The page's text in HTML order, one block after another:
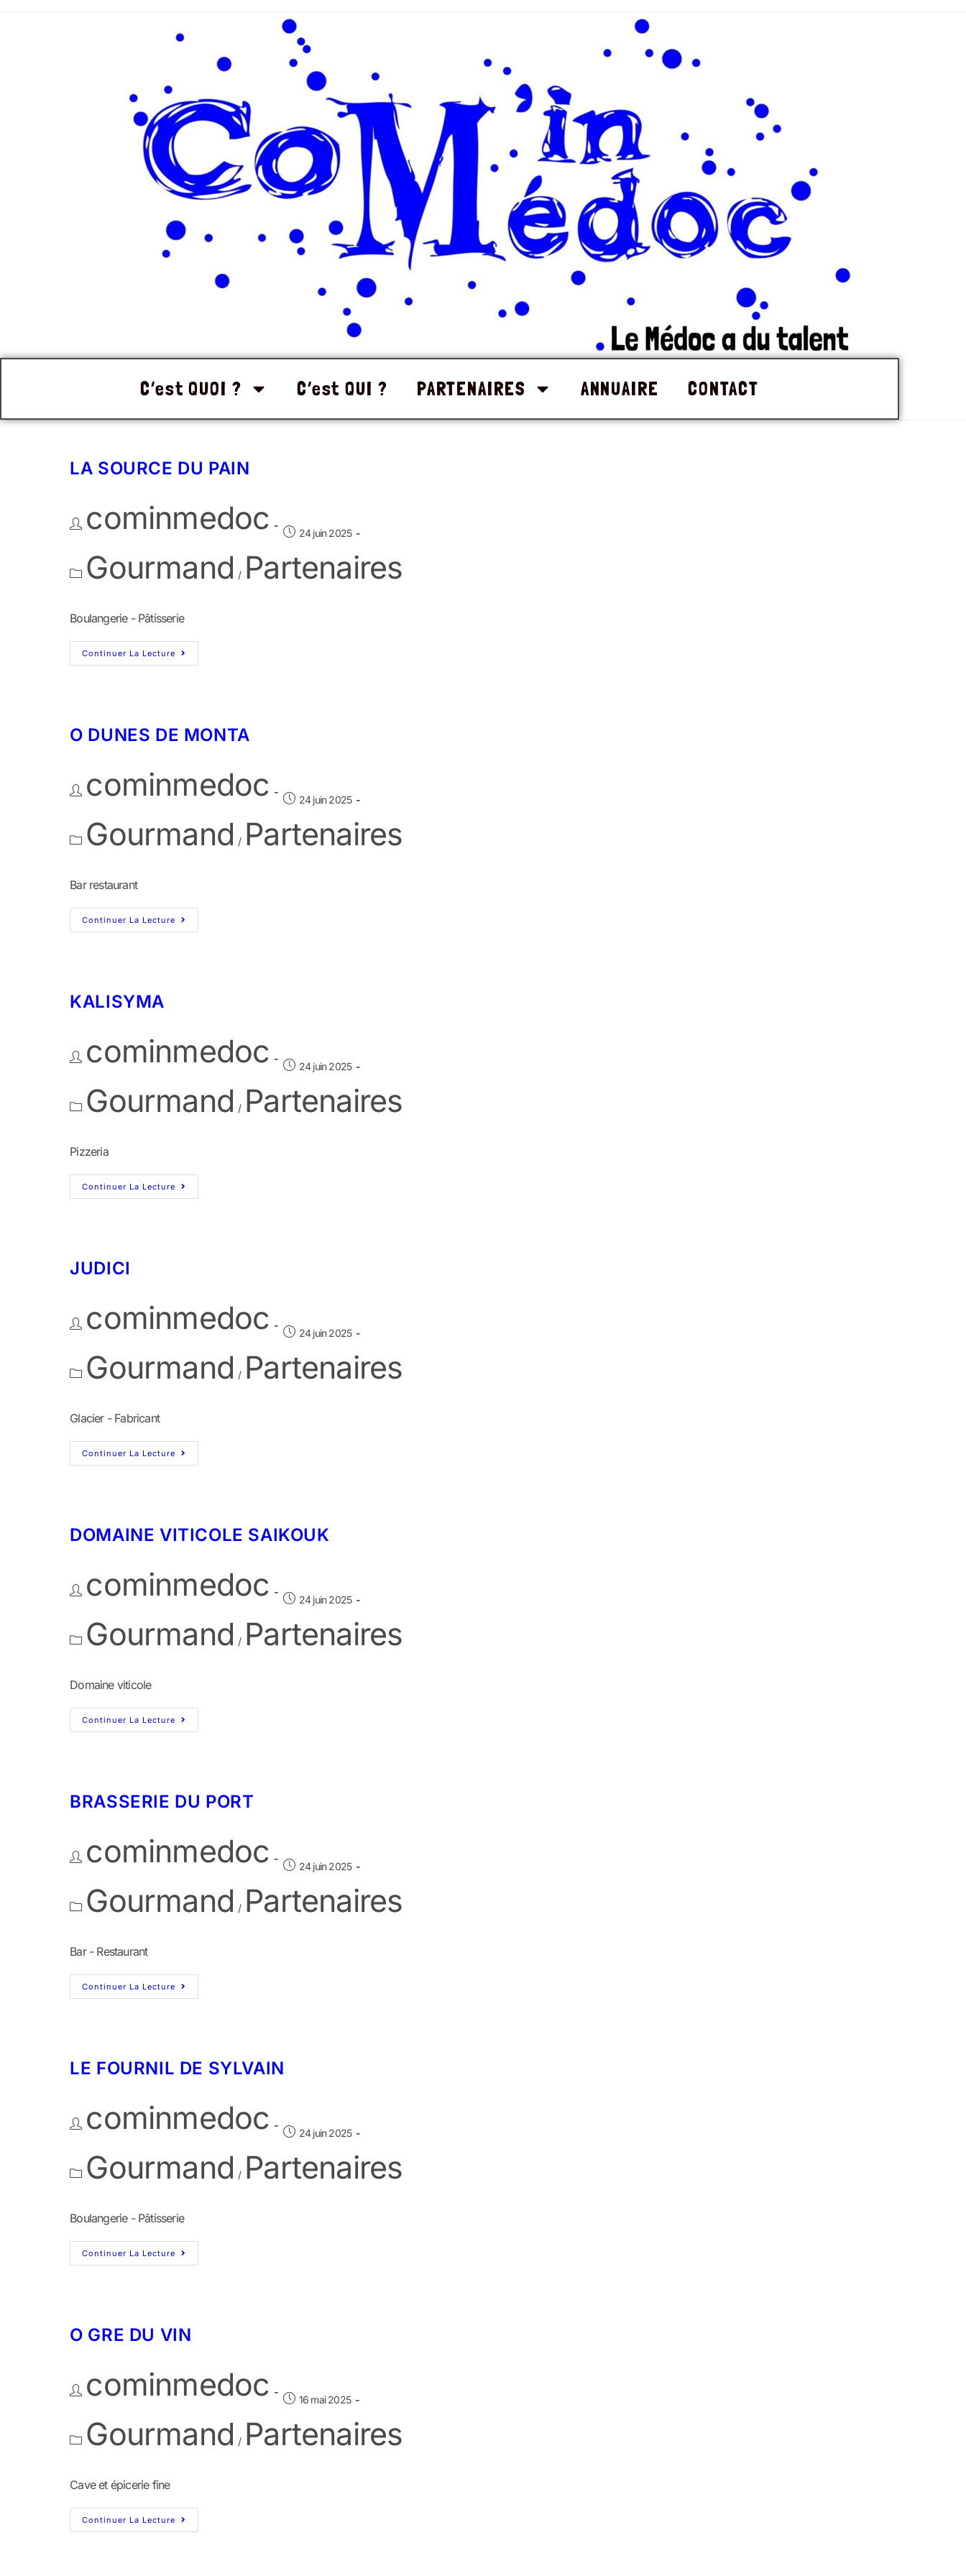
C’est QUOI ? C’est QUI ? PARTENAIRES ANNUAIRE CONTACT
LA SOURCE DU PAIN
cominmedoc 24 juin 2025
Gourmand / Partenaires
Boulangerie - Pâtisserie
Continuer La Lecture
O DUNES DE MONTA
cominmedoc 24 juin 2025
Gourmand / Partenaires
Bar restaurant
Continuer La Lecture
KALISYMA
cominmedoc 24 juin 2025
Gourmand / Partenaires
Pizzeria
Continuer La Lecture
JUDICI
cominmedoc 24 juin 2025
Gourmand / Partenaires
Glacier - Fabricant
Continuer La Lecture
DOMAINE VITICOLE SAIKOUK
cominmedoc 24 juin 2025
Gourmand / Partenaires
Domaine viticole
Continuer La Lecture
BRASSERIE DU PORT
cominmedoc 24 juin 2025
Gourmand / Partenaires
Bar - Restaurant
Continuer La Lecture
LE FOURNIL DE SYLVAIN
cominmedoc 24 juin 2025
Gourmand / Partenaires
Boulangerie - Pâtisserie
Continuer La Lecture
O GRE DU VIN
cominmedoc 16 mai 2025
Gourmand / Partenaires
Cave et épicerie fine
Continuer La Lecture